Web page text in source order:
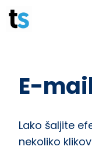
Skip
to
AI +
E-
Lako šaljite
nekoliko